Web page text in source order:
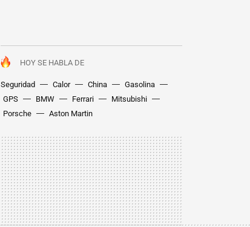
HOY SE HABLA DE
Seguridad Calor China
Gasolina
GPS
BMW Ferrari
Mitsubishi
Porsche
Aston Martin